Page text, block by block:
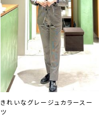
きれいなグレージュカラースー
ツ